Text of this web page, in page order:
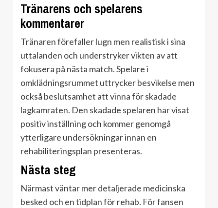
Tränarens och spelarens
kommentarer
Tränaren förefaller lugn men realistisk i sina
uttalanden och understryker vikten av att
fokusera på nästa match. Spelare i
omklädningsrummet uttrycker besvikelse men
också beslutsamhet att vinna för skadade
lagkamraten. Den skadade spelaren har visat
positiv inställning och kommer genomgå
ytterligare undersökningar innan en
rehabiliteringsplan presenteras.
Nästa steg
Närmast väntar mer detaljerade medicinska
besked och en tidplan för rehab. För fansen